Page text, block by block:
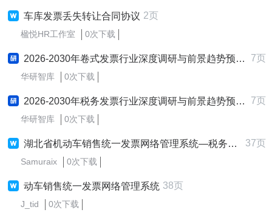
车库发票丢失转让合同协议 2页
楹悦HR工作室 0次下载
2026-2030年卷式发票行业深度调研与前景趋势预测报告 7页
华研智库 0次下载
2026-2030年税务发票行业深度调研与前景趋势预测报告 7页
华研智库 0次下载
湖北省机动车销售统一发票网络管理系统—税务机关子系 37页
Samuraix 0次下载
动车销售统一发票网络管理系统 38页
J_tid 0次下载